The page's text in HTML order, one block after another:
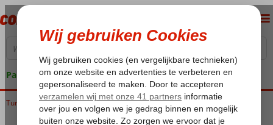
Pakketgarantie
Home
Turkije Turkse Riviera Alanya Konakli Royal Garden Beach